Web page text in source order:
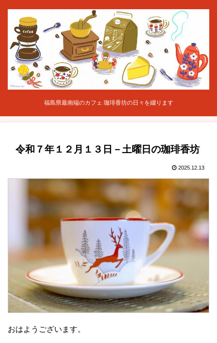
福島県最南端のカフェ 珈琲香坊の日々を綴ります
令和７年１２月１３日－土曜日の珈琲香坊
2025.12.13
おはようございます。